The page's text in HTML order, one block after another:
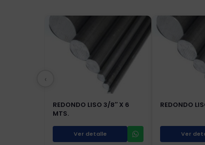
REDONDO LISO 3/8″ X 6
MTS.
Ver detalle
REDONDO
Ver
‹